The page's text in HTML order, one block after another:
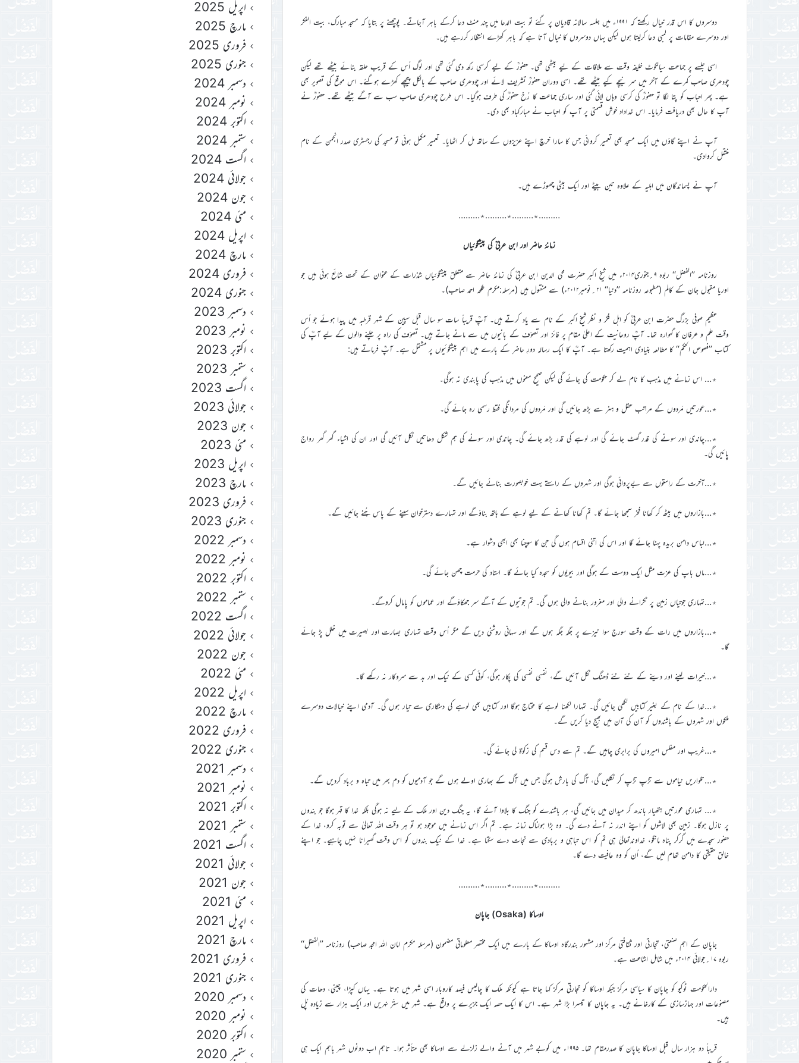
دوسروں کا اس قدر خیال رکھتے کہ ۱۹۹۱ء میں جلسہ سالانہ قادیان پر گئے تو بیت الدعا میں چند منٹ دعا کرکے باہر آجاتے۔ پوچھنے پر بتایا کہ مسجد مبارک، بیت الفکر
اور دوسرے مقامات پر لمبی دعا کرلیتا ہوں لیکن یہاں دوسروں کا خیال آتا ہے کہ باہر کھڑے انتظار کررہے ہیں۔
اسی جلسے پر جماعت سیالکوٹ خلیفہ وقت سے ملاقات کے لیے بیٹھی تھی۔ حضورؒ کے لیے کرسی رکھ دی گئی تھی اور لوگ اُس کے قریب حلقہ بنائے بیٹھے تھے لیکن
چودھری صاحب کمرے کے آخر میں سر نیچے کیے بیٹھے تھے۔ اسی دوران حضورؒ تشریف لائے اور چودھری صاحب کے بالکل پیچھے کھڑے ہوگئے۔ اس موقع کی تصویر بھی
ہے۔ پھر احباب کو پتا لگا تو حضورؒ کی کرسی وہاں لائی گئی اور ساری جماعت کا رُخ حضورؒ کی طرف ہوگیا۔ اس طرح چودھری صاحب سب سے آگے بیٹھے تھے۔ حضورؒ نے
آپ کا حال بھی دریافت فرمایا۔ اس خداداد خوش قسمتی پر آپ کو احباب نے مبارکباد بھی دی۔
آپ نے اپنے گاؤں میں ایک مسجد بھی تعمیر کروائی جس کا سارا خرچ اپنے عزیزوں کے ساتھ مل کر اٹھایا۔ تعمیر مکمل ہوئی تو مسجد کی رجسٹری صدر انجمن کے نام
منتقل کروادی۔
آپ نے پسماندگان میں اہلیہ کے علاوہ تین بیٹے اور ایک بیٹی چھوڑے ہیں۔
………٭………٭………٭………
زمانۂ حاضر اور ابن عربیؒ کی پیشگوئیاں
روزنامہ ’’الفضل‘‘ ربوہ ۹؍جنوری۲۰۱۴ء میں شیخ اکبر حضرت محی الدین ابن عربیؒ کی زمانۂ حاضر سے متعلق پیشگوئیاں شذرات کے عنوان کے تحت شائع ہوئی ہیں جو
اوریا مقبول جان کے کالم (مطبوعہ روزنامہ ’’دنیا‘‘ ۲۱؍نومبر۲۰۱۲ء) سے منقول ہیں (مرسلہ:مکرم طلحہ احمد صاحب)۔
عظیم صوفی بزرگ حضرت ابن عربیؒ کو اہل فکر و نظر شیخ اکبر کے نام سے یاد کرتے ہیں۔ آپؒ قریباً سات سو سال قبل سپین کے شہر قرطبہ میں پیدا ہوئے جو اُس
وقت علم و عرفان کا گہوارہ تھا۔ آپؒ روحانیت کے اعلیٰ مقام پر فائز اور تصوّف کے بانیوں میں سے مانے جاتے ہیں۔ تصوّف کی راہ پر چلنے والوں کے لیے آپؒ کی
کتاب ’’فصوص الحکم‘‘ کا مطالعہ بنیادی اہمیت رکھتا ہے۔ آپؒ کا ایک رسالہ دورِ حاضر کے بارے میں اہم پیشگوئیوں پر مشتمل ہے۔ آپؒ فرماتے ہیں:
٭… اس زمانے میں مذہب کا نام لے کر حکومت کی جائے گی لیکن صحیح معنوں میں مذہب کی پابندی نہ ہوگی۔
٭…عورتیں مَردوں کے مراتب عقل و ہنر سے بڑھ جائیں گی اور مَردوں کی مردانگی فقط رسمی رہ جائے گی۔
٭…چاندی اور سونے کی قدر گھٹ جائے گی اور لوہے کی قدر بڑھ جائے گی۔ چاندی اور سونے کی ہم شکل دھاتیں نکل آئیں گی اور ان کی اشیاء گھر گھر رواج
پائیں گی۔
٭…آخرت کے راستوں سے بےپروائی ہوگی اور شہروں کے راستے بہت خوبصورت بنائے جائیں گے۔
٭…بازاروں میں بیٹھ کر کھانا فخر سمجھا جائے گا۔ تم کھانا کھانے کے لیے لوہے کے ہاتھ بناؤگے اور تمہارے دسترخوان سینے کے پاس چُنے جائیں گے۔
٭…لباس دامن بریدہ پہنا جائے گا اور اس کی اتنی اقسام ہوں گی جن کا سوچنا بھی ابھی دشوار ہے۔
٭…ماں باپ کی عزت مثل ایک دوست کے ہوگی اور بیویوں کو سجدہ کیا جائے گا۔ استاد کی حرمت چھن جائے گی۔
٭…تمہاری جوتیاں زمین پر ٹکرانے والی اور مغرور بنانے والی ہوں گی۔ تم جوتیوں کے آگے سر جھکاؤگے اور عماموں کو پامال کروگے۔
٭…بازاروں میں رات کے وقت سورج سوا نیزے پر جگہ جگہ ہوں گے اور سہانی روشنی دیں گے مگر اُس وقت تمہاری بصارت اور بصیرت میں خلل پڑ جائے
گا۔
٭…خیرات لینے اور دینے کے نئے نئے ڈھنگ نکل آئیں گے، نفسی نفسی کی پکار ہوگی، کوئی کسی کے نیک اور بد سے سروکار نہ رکھے گا۔
٭…خدا کے نام کے بغیر کتابیں لکھی جائیں گی۔ تمہارا لکھنا لوہے کا محتاج ہوگا اور کتابیں بھی لوہے کی دستکاری سے تیار ہوں گی۔ آدمی اپنے خیالات دوسرے
ملکوں اور شہروں کے باشندوں کو آن کی آن میں بھیج دیا کریں گے۔
٭…غریب اور مفلس امیروں کی برابری چاہیں گے۔ تم سے دس قسم کی زکوٰۃ لی جائے گی۔
٭…تلواریں نیاموں سے تڑپ تڑپ کر نکلیں گی، آگ کی بارش ہوگی جس میں آگ کے بھاری اولے ہوں گے جو آدمیوں کو دم بھر میں تباہ و برباد کردیں گے۔
٭… تمہاری عورتیں ہتھیار باندھ کر میدان میں جائیں گی، ہر باشندے کو جنگ کا بلاوا آئے گا، یہ جنگ دین اور ملک کے لیے نہ ہوگی بلکہ خدا کا قہر ہوگا جو بندوں
پر نازل ہوگا۔ زمین بھی لاشوں کو اپنے اندر نہ آنے دے گی۔ وہ بڑا ہولناک زمانہ ہے۔ تم اگر اس زمانے میں موجود ہو تو ہر وقت اللہ تعالیٰ سے توبہ کرو، خدا کے
حضور سجدے میں گرکر پناہ مانگو، خداوندتعالیٰ ہی تم کو اس تباہی و بربادی سے نجات دے سکتا ہے۔ خدا کے نیک بندوں کو اس وقت گھبرانا نہیں چاہیے۔ جو اپنے
خالق حقیقی کا دامن تھام لیں گے، اُن کو وہ عافیت دے گا۔
………٭………٭………٭………
اوساکا (Osaka) جاپان
جاپان کے اہم صنعتی، تجارتی اور ثقافتی مرکز اور مشہور بندرگاہ اوساکا کے بارے میں ایک مختصر معلوماتی مضمون (مرسلہ مکرم امان اللہ امجد صاحب) روزنامہ ’’الفضل‘‘
ربوہ ۱۷؍جولائی ۲۰۱۴ء میں شامل اشاعت ہے۔
دارالحکومت ٹوکیو کو جاپان کا سیاسی مرکز جبکہ اوساکا کو تجارتی مرکز کہا جاتا ہے کیونکہ ملک کا چالیس فیصد کاروبار اسی شہر میں ہوتا ہے۔ یہاں کپڑا، چینی، دھات کی
مصنوعات اور جہازسازی کے کارخانے ہیں۔ یہ جاپان کا تیسرا بڑا شہر ہے۔ اس کا ایک حصہ ایک جزیرے پر واقع ہے۔ شہر میں ستّر نہریں اور ایک ہزار سے زیادہ پُل
ہیں۔
قریباً دو ہزار سال قبل اوساکا جاپان کا صدرمقام تھا۔ ۱۹۹۵ء میں کوبے شہر میں آنے والے زلزلے سے اوساکا بھی متأثر ہوا۔ تاہم اب دونوں شہر باہم ایک ہی
اپریل 2025
مارچ 2025
فروری 2025
جنوری 2025
دسمبر 2024
نومبر 2024
اکتوبر 2024
ستمبر 2024
اگست 2024
جولائی 2024
جون 2024
مئی 2024
اپریل 2024
مارچ 2024
فروری 2024
جنوری 2024
دسمبر 2023
نومبر 2023
اکتوبر 2023
ستمبر 2023
اگست 2023
جولائی 2023
جون 2023
مئی 2023
اپریل 2023
مارچ 2023
فروری 2023
جنوری 2023
دسمبر 2022
نومبر 2022
اکتوبر 2022
ستمبر 2022
اگست 2022
جولائی 2022
جون 2022
مئی 2022
اپریل 2022
مارچ 2022
فروری 2022
جنوری 2022
دسمبر 2021
نومبر 2021
اکتوبر 2021
ستمبر 2021
اگست 2021
جولائی 2021
جون 2021
مئی 2021
اپریل 2021
مارچ 2021
فروری 2021
جنوری 2021
دسمبر 2020
نومبر 2020
اکتوبر 2020
ستمبر 2020